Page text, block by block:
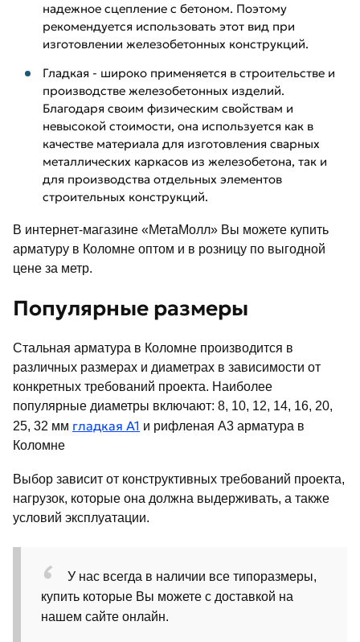
надежное сцепление с бетоном. Поэтому
рекомендуется использовать этот вид при
изготовлении железобетонных конструкций.
Гладкая - широко применяется в строительстве и
производстве железобетонных изделий.
Благодаря своим физическим свойствам и
невысокой стоимости, она используется как в
качестве материала для изготовления сварных
металлических каркасов из железобетона, так и
для производства отдельных элементов
строительных конструкций.
В интернет-магазине «МетаМолл» Вы можете купить
арматуру в Коломне оптом и в розницу по выгодной
цене за метр.
Популярные размеры
Стальная арматура в Коломне производится в
различных размерах и диаметрах в зависимости от
конкретных требований проекта. Наиболее
популярные диаметры включают: 8, 10, 12, 14, 16, 20,
25, 32 мм гладкая А1 и рифленая А3 арматура в
Коломне
Выбор зависит от конструктивных требований проекта,
нагрузок, которые она должна выдерживать, а также
условий эксплуатации.
У нас всегда в наличии все типоразмеры,
купить которые Вы можете с доставкой на
нашем сайте онлайн.